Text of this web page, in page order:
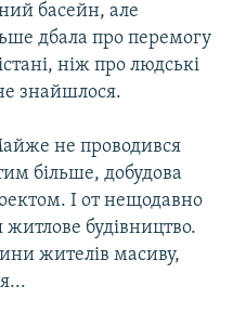
басейн, але
дбала про перемогу
ніж про людські
знайшлося.
не проводився
більше, добудова
І от нещодавно
житлове будівництво.
жителів масиву,